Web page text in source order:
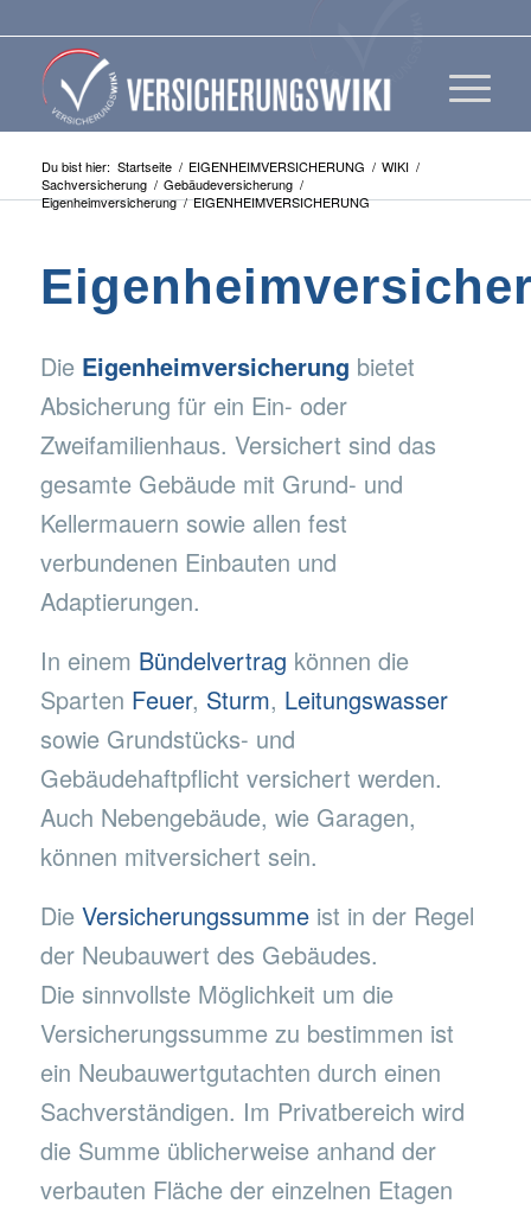
Du bist hier: Startseite / EIGENHEIMVERSICHERUNG / WIKI /
Sachversicherung / Gebäudeversicherung /
Eigenheimversicherung / EIGENHEIMVERSICHERUNG
Die Eigenheimversicherung bietet
Absicherung für ein Ein- oder
Zweifamilienhaus. Versichert sind das
gesamte Gebäude mit Grund- und
Kellermauern sowie allen fest
verbundenen Einbauten und
Adaptierungen.
In einem Bündelvertrag können die
Sparten Feuer, Sturm, Leitungswasser
sowie Grundstücks- und
Gebäudehaftpflicht versichert werden.
Auch Nebengebäude, wie Garagen,
können mitversichert sein.
Die Versicherungssummeist in der Regel
der Neubauwert des Gebäudes.
Die sinnvollste Möglichkeit um die
Versicherungssumme zu bestimmen ist
ein Neubauwertgutachten durch einen
Sachverständigen. Im Privatbereich wird
die Summe üblicherweise anhand der
verbauten Fläche der einzelnen Etagen